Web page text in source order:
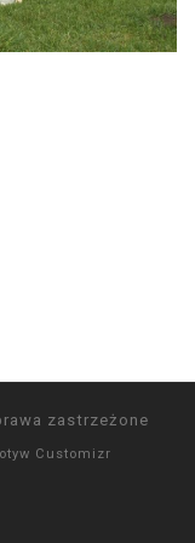
zastrzeżone
Customizr